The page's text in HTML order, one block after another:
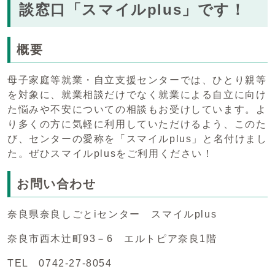
談窓口「スマイルplus」です！
概要
母子家庭等就業・自立支援センターでは、ひとり親等
を対象に、就業相談だけでなく就業による自立に向け
た悩みや不安についての相談もお受けしています。よ
り多くの方に気軽に利用していただけるよう、このた
び、センターの愛称を「スマイルplus」と名付けまし
た。ぜひスマイルplusをご利用ください！
お問い合わせ
奈良県奈良しごとiセンター スマイルplus
奈良市西木辻町93－6 エルトピア奈良1階
TEL 0742-27-8054